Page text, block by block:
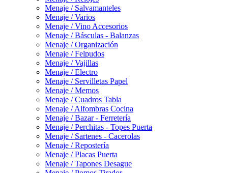
Menaje / Salvamanteles
Menaje / Varios
Menaje / Vino Accesorios
Menaje / Básculas - Balanzas
Menaje / Organización
Menaje / Felpudos
Menaje / Vajillas
Menaje / Electro
Menaje / Servilletas Papel
Menaje / Memos
Menaje / Cuadros Tabla
Menaje / Alfombras Cocina
Menaje / Bazar - Ferretería
Menaje / Perchitas - Topes Puerta
Menaje / Sartenes - Cacerolas
Menaje / Repostería
Menaje / Placas Puerta
Menaje / Tapones Desague